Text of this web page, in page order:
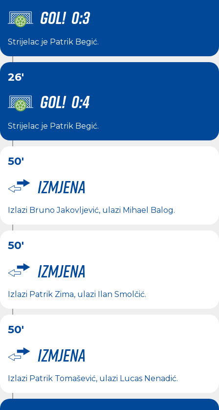
GOL! 0:3
Strijelac je Patrik Begić.
26'
GOL! 0:4
Strijelac je Patrik Begić.
50'
Izmjena
Izlazi Bruno Jakovljević, ulazi Mihael Balog.
50'
Izmjena
Izlazi Patrik Zima, ulazi Ilan Smolčić.
50'
Izmjena
Izlazi Patrik Tomašević, ulazi Lucas Nenadić.